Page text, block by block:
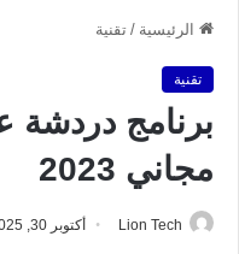
الرئيسية / تقنية
تقنية
برنامج دردشة
مجاني 2023
Lion Tech أكتوبر 30, 2025